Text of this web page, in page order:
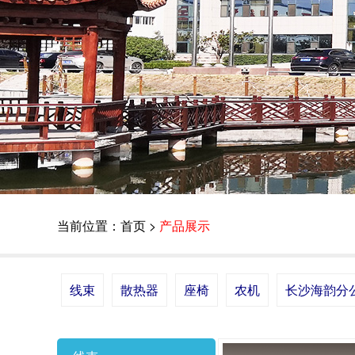
当前位置： 首页 > 产品展示
线束 散热器 座椅 农机 长沙海韵分